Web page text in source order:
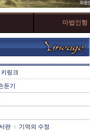
마법인형
키링크
둔기
판
기억의 수정